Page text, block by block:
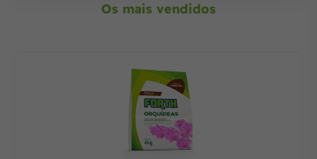
Os mais vendidos